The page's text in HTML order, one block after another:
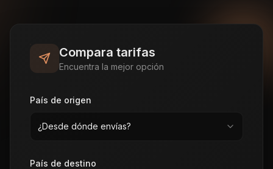
Compara tarifas
Encuentra la mejor opción
País de origen
¿Desde dónde envías?
País de destino